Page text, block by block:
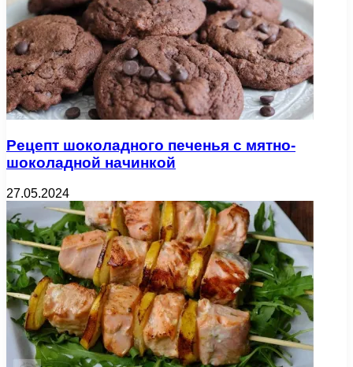
Рецепт шоколадного печенья с мятно-
шоколадной начинкой
27.05.2024